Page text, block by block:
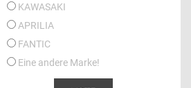
KAWASAKI
APRILIA
FANTIC
Eine andere Marke!